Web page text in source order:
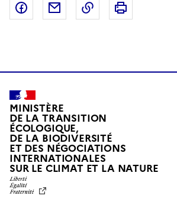
Partager sur Facebook
Partager par email
Copier dans le
MINISTÈRE
DE LA TRANSITION
ÉCOLOGIQUE,
DE LA BIODIVERSITÉ
ET DES NÉGOCIATIONS
INTERNATIONALES
SUR LE CLIMAT ET LA NATUREL